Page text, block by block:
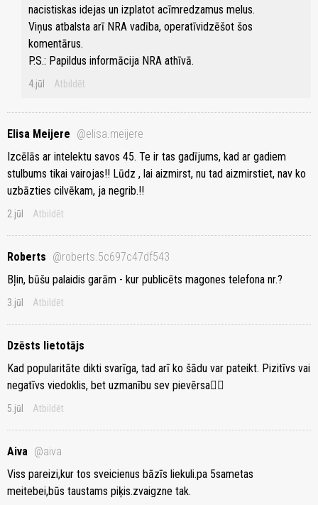
nacistiskas idejas un izplatot acīmredzamus melus.
Viņus atbalsta arī NRA vadība, operatīvidzēšot šos
komentārus.
P.S.: Papildus informācija NRA athīvā.
4.jūl Atbildēt
Elisa Meijere @elisa.meijere
Izcēlās ar intelektu savos 45. Te ir tas gadījums, kad ar gadiem
stulbums tikai vairojas!! Lūdz , lai aizmirst, nu tad aizmirstiet, nav ko
uzbāzties cilvēkam, ja negrib.!!
2.jūl Atbildēt
Roberts @roberts.5c697c47df543
Bļin, būšu palaidis garām - kur publicēts magones telefona nr.?
3.jūl Atbildēt
Dzēsts lietotājs
Kad popularitāte dikti svarīga, tad arī ko šādu var pateikt. Pizitīvs vai
negatīvs viedoklis, bet uzmanību sev pievērsa🤷‍♀️
5.jūl Atbildēt
Aiva @aiva
Viss pareizi,kur tos sveicienus bāzīs liekuli.pa 5sametas
meitebei,būs taustams piķis.zvaigzne tak.